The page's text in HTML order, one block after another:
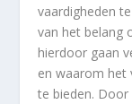
vaardigheden
van het belang
hierdoor gaan
en waarom het
te bieden.